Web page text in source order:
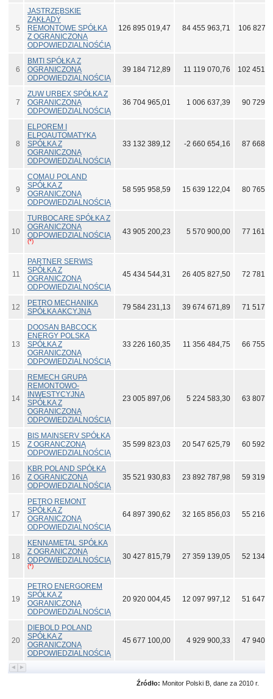
5
JASTRZĘBSKIE
ZAKŁADY
REMONTOWE SPÓŁKA
Z OGRANICZONĄ
ODPOWIEDZIALNOŚĆIĄ
126 895 019,47 84 455 963,71 106 827
6
BMTI SPÓŁKA Z
OGRANICZONĄ
ODPOWIEDZIALNOŚCIĄ
39 184 712,89 11 119 070,76 102 451
7
ZUW URBEX SPÓŁKA Z
OGRANICZONĄ
ODPOWIEDZIALNOŚCIĄ
36 704 965,01 1 006 637,39 90 729
8
ELPOREM I
ELPOAUTOMATYKA
SPÓŁKA Z
OGRANICZONĄ
ODPOWIEDZIALNOŚCIĄ
33 132 389,12 -2 660 654,16 87 668
9
COMAU POLAND
SPÓŁKA Z
OGRANICZONĄ
ODPOWIEDZIALNOŚCIĄ
58 595 958,59 15 639 122,04 80 765
10
TURBOCARE SPÓŁKA Z
OGRANICZONĄ
ODPOWIEDZIALNOŚCIĄ
(*)
43 905 200,23 5 570 900,00 77 161
11
PARTNER SERWIS
SPÓŁKA Z
OGRANICZONĄ
ODPOWIEDZIALNOŚCIĄ
45 434 544,31 26 405 827,50 72 781
12
PETRO MECHANIKA
SPÓŁKA AKCYJNA
79 584 231,13 39 674 671,89 71 517
13
DOOSAN BABCOCK
ENERGY POLSKA
SPÓŁKA Z
OGRANICZONĄ
ODPOWIEDZIALNOŚCIĄ
33 226 160,35 11 356 484,75 66 755
14
REMECH GRUPA
REMONTOWO-
INWESTYCYJNA
SPÓŁKA Z
OGRANICZONĄ
ODPOWIEDZIALNOŚCIĄ
23 005 897,06 5 224 583,30 63 807
15
BIS MAINSERV SPÓŁKA
Z OGRANCZONĄ
ODPOWIEDZIALNOŚCIĄ
35 599 823,03 20 547 625,79 60 592
16
KBR POLAND SPÓŁKA
Z OGRANICZONĄ
ODPOWIEDZIALNOŚCIĄ
35 521 930,83 23 892 787,98 59 319
17
PETRO REMONT
SPÓŁKA Z
OGRANICZONĄ
ODPOWIEDZIALNOŚCIĄ
64 897 390,62 32 165 856,03 55 216
18
KENNAMETAL SPÓŁKA
Z OGRANICZONĄ
ODPOWIEDZIALNOŚCIĄ
(*)
30 427 815,79 27 359 139,05 52 134
19
PETRO ENERGOREM
SPÓŁKA Z
OGRANICZONĄ
ODPOWIEDZIALNOŚCIĄ
20 920 004,45 12 097 997,12 51 647
20
DIEBOLD POLAND
SPÓŁKA Z
OGRANICZONĄ
ODPOWIEDZIALNOŚCIĄ
45 677 100,00 4 929 900,33 47 940
Źródło: Monitor Polski B, dane za 2010 r.